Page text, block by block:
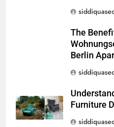
The
Berlin
Furniture